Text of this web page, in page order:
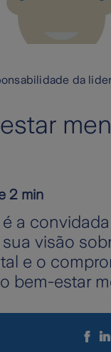
da
2 min
a
visão
e o
bem-estar